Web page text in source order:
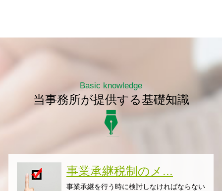
Basic knowledge
当事務所が提供する基礎知識
事業承継税制のメ...
事業承継を行う時に検討しなければならない